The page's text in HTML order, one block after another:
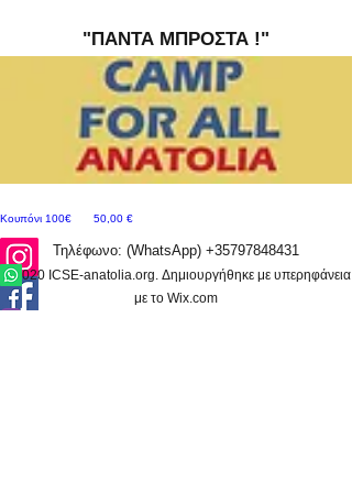
"ΠΑΝΤΑ ΜΠΡΟΣΤΑ !"
Σούπερ προσφορά
Κουπόνι 100€ Τιμή
50,00 €
Τηλέφωνο: (WhatsApp) +35797848431
© 2020 ΙCSE-anatolia.org. Δημιουργήθηκε με υπερηφάνεια
με το Wix.com